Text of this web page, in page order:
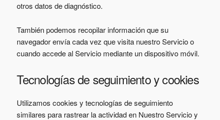
otros datos de diagnóstico.
También podemos recopilar información que su
navegador envía cada vez que visita nuestro Servicio o
cuando accede al Servicio mediante un dispositivo móvil.
Tecnologías de seguimiento y cookies
Utilizamos cookies y tecnologías de seguimiento
similares para rastrear la actividad en Nuestro Servicio y